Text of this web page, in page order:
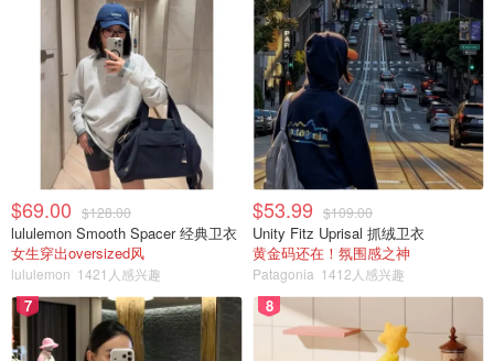
$69.00 $128.00
lululemon Smooth Spacer 经典卫衣
女生穿出oversized风
lululemon 1421人感兴趣
$53.99 $109.00
Unity Fitz Uprisal 抓绒卫衣
黄金码还在！氛围感之神
Patagonia 1412人感兴趣
7 8